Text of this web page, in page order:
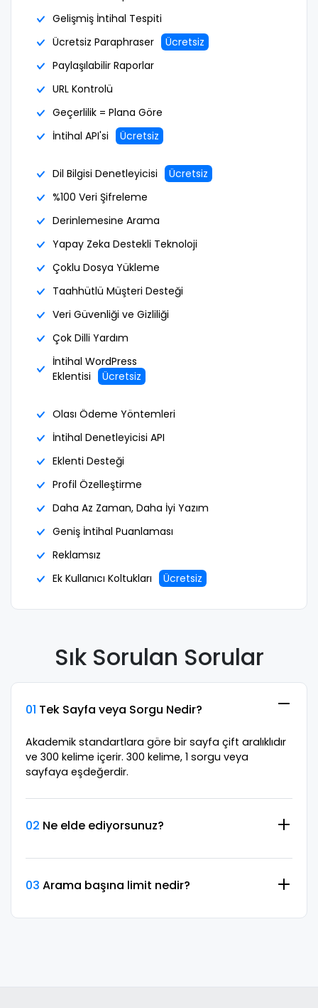
Gelişmiş İntihal Tespiti
Ücretsiz Paraphraser
Ücretsiz
Paylaşılabilir Raporlar
URL Kontrolü
Geçerlilik = Plana Göre
İntihal API'si
Ücretsiz
Dil Bilgisi Denetleyicisi
Ücretsiz
%100 Veri Şifreleme
Derinlemesine Arama
Yapay Zeka Destekli Teknoloji
Çoklu Dosya Yükleme
Taahhütlü Müşteri Desteği
Veri Güvenliği ve Gizliliği
Çok Dilli Yardım
İntihal WordPress
Eklentisi
Ücretsiz
Olası Ödeme Yöntemleri
İntihal Denetleyicisi API
Eklenti Desteği
Profil Özelleştirme
Daha Az Zaman, Daha İyi Yazım
Geniş İntihal Puanlaması
Reklamsız
Ek Kullanıcı Koltukları
Ücretsiz
Sık Sorulan Sorular
01 Tek Sayfa veya Sorgu Nedir?
Akademik standartlara göre bir sayfa çift aralıklıdır
ve 300 kelime içerir. 300 kelime, 1 sorgu veya
sayfaya eşdeğerdir.
02 Ne elde ediyorsunuz?
03 Arama başına limit nedir?